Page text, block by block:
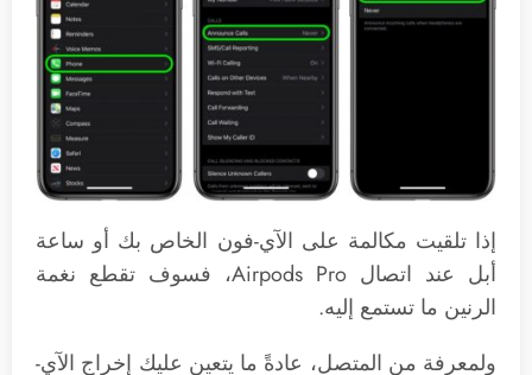
إذا تلقيت مكالمة على الآي-فون الخاص بك أو ساعة
أبل عند اتصال Airpods Pro، فسوف تقطع نغمة
الرنين ما تستمع إليه.
ولمعرفة من المتصل، عادةً ما يتعين عليك إخراج الآي-